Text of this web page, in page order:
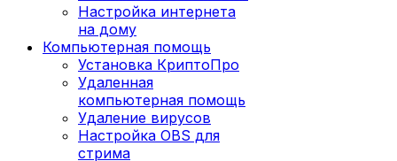
Настройка интернета
на дому
Компьютерная помощь
Установка КриптоПро
Удаленная
компьютерная помощь
Удаление вирусов
Настройка OBS для
стрима